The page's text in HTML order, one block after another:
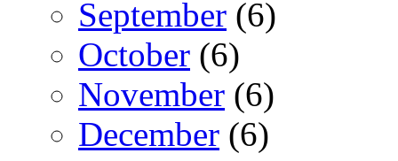
September (6)
October (6)
November (6)
December (6)